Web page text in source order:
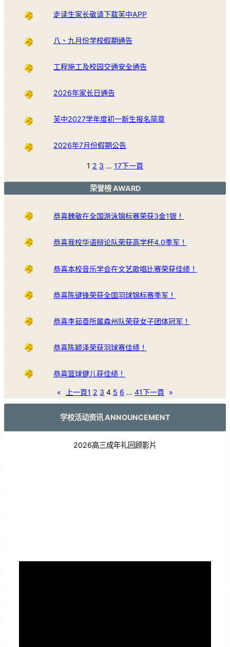
走读生家长敬请下载芙中APP
八、九月份学校假期通告
工程施工及校园交通安全通告
2026年家长日通告
芙中2027学年度初一新生报名简章
2026年7月份假期公告
1 2 3 … 17下一頁
荣誉榜 AWARD
恭喜魏敬在全国游泳锦标赛荣获3金1银！
恭喜我校华语辩论队荣获高学杯4.0季军！
恭喜本校音乐学会在文艺歌唱比赛荣获佳绩！
恭喜陈键锋荣获全国羽球锦标赛季军！
恭喜李茹善所属森州队荣获女子团体冠军！
恭喜陈颖泽荣获羽球赛佳绩！
恭喜篮球健儿获佳绩！
« 上一頁1 2 3 4 5 6 … 41下一頁 »
学校活动资讯 ANNOUNCEMENT
2026高三成年礼回顾影片